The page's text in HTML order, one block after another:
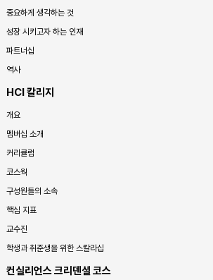
중요하게 생각하는 것
성장 시키고자 하는 인재
파트너십
역사
HCI 칼리지
개요
멤버십 소개
커리큘럼
코스웍
구성원들의 소속
핵심 지표
교수진
학생과 취준생을 위한 스칼라십
컨실리언스 크리덴셜 코스